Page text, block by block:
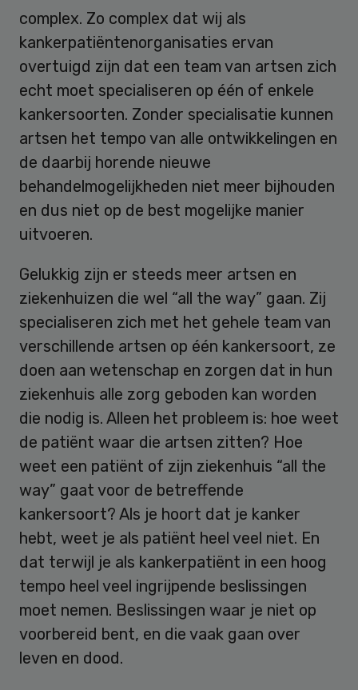
complex. Zo complex dat wij als
kankerpatiëntenorganisaties ervan
overtuigd zijn dat een team van artsen zich
echt moet specialiseren op één of enkele
kankersoorten. Zonder specialisatie kunnen
artsen het tempo van alle ontwikkelingen en
de daarbij horende nieuwe
behandelmogelijkheden niet meer bijhouden
en dus niet op de best mogelijke manier
uitvoeren.
Gelukkig zijn er steeds meer artsen en
ziekenhuizen die wel “all the way” gaan. Zij
specialiseren zich met het gehele team van
verschillende artsen op één kankersoort, ze
doen aan wetenschap en zorgen dat in hun
ziekenhuis alle zorg geboden kan worden
die nodig is. Alleen het probleem is: hoe weet
de patiënt waar die artsen zitten? Hoe
weet een patiënt of zijn ziekenhuis “all the
way” gaat voor de betreffende
kankersoort? Als je hoort dat je kanker
hebt, weet je als patiënt heel veel niet. En
dat terwijl je als kankerpatiënt in een hoog
tempo heel veel ingrijpende beslissingen
moet nemen. Beslissingen waar je niet op
voorbereid bent, en die vaak gaan over
leven en dood.